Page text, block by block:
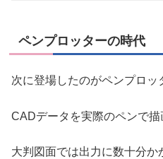
ペンプロッターの時代
次に登場したのがペンプロッ
CADデータを実際のペンで描
大判図面では出力に数十分か